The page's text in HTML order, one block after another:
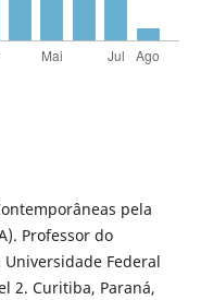
pela
Professor do
Federal
2. Curitiba, Paraná,